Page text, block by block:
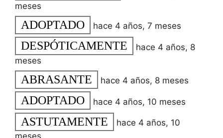
meses
ADOPTADO hace 4 años, 7 meses
DESPÓTICAMENTE
hace 4 años, 8
meses
ABRASANTE hace 4 años, 8 meses
ADOPTADO hace 4 años, 10 meses
ASTUTAMENTE
hace 4 años, 10